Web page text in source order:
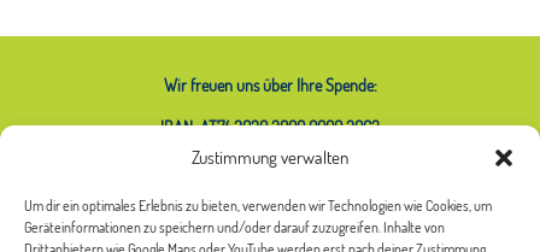
Zustimmung verwalten
Um dir ein optimales Erlebnis zu bieten, verwenden wir Technologien wie Cookies, um
Geräteinformationen zu speichern und/oder darauf zuzugreifen. Inhalte von
Wir freuen uns über Ihre Spende:
IBAN: AT74 2020 2000 0000 2063